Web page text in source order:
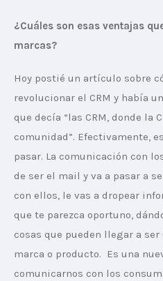
¿Cuáles son esas ventajas
marcas?
Hoy postié un artículo sobre
revolucionar el CRM y había
que decía “las CRM, donde la
comunidad”. Efectivamente,
pasar. La comunicación con
de ser el mail y va a pasar a
con ellos, le vas a dropear
que te parezca oportuno,
cosas que pueden llegar a
marca o producto.  Es una
comunicarnos con los